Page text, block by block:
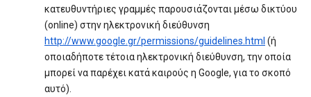
κατευθυντήριες γραμμές παρουσιάζονται μέσω δικτύου
(online) στην ηλεκτρονική διεύθυνση
http://www.google.gr/permissions/guidelines.html (ή
οποιαδήποτε τέτοια ηλεκτρονική διεύθυνση, την οποία
μπορεί να παρέχει κατά καιρούς η Google, για το σκοπό
αυτό).